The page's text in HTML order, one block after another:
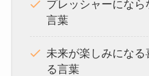
プレッシャーにな
言葉
未来が楽しみにな
る言葉